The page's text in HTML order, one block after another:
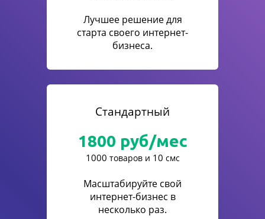
Лучшее решение для
старта своего интернет-
бизнеса.
Стандартный
1800 руб/мес
1000 товаров и 10 смс
Масштабируйте свой
интернет-бизнес в
несколько раз.